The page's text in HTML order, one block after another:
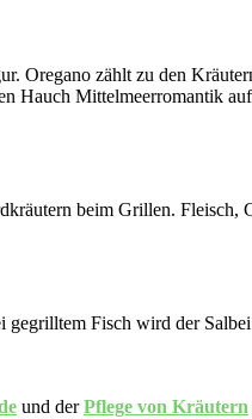
Oregano zählt zu den
Hauch Mittelmeerromantik
beim Grillen.
Fisch wird der
und derPflege von Kräutern